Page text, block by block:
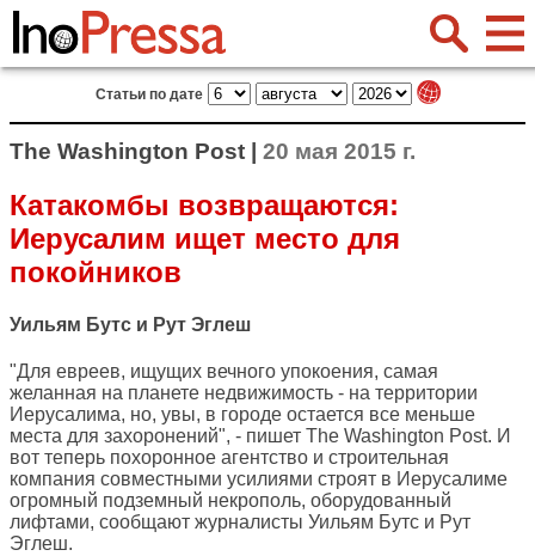
Статьи по дате
The Washington Post | 20 мая 2015 г.
Катакомбы возвращаются:
Иерусалим ищет место для
покойников
Уильям Бутс и Рут Эглеш
"Для евреев, ищущих вечного упокоения, самая
желанная на планете недвижимость - на территории
Иерусалима, но, увы, в городе остается все меньше
места для захоронений", - пишет The Washington Post. И
вот теперь похоронное агентство и строительная
компания совместными усилиями строят в Иерусалиме
огромный подземный некрополь, оборудованный
лифтами, сообщают журналисты Уильям Бутс и Рут
Эглеш.